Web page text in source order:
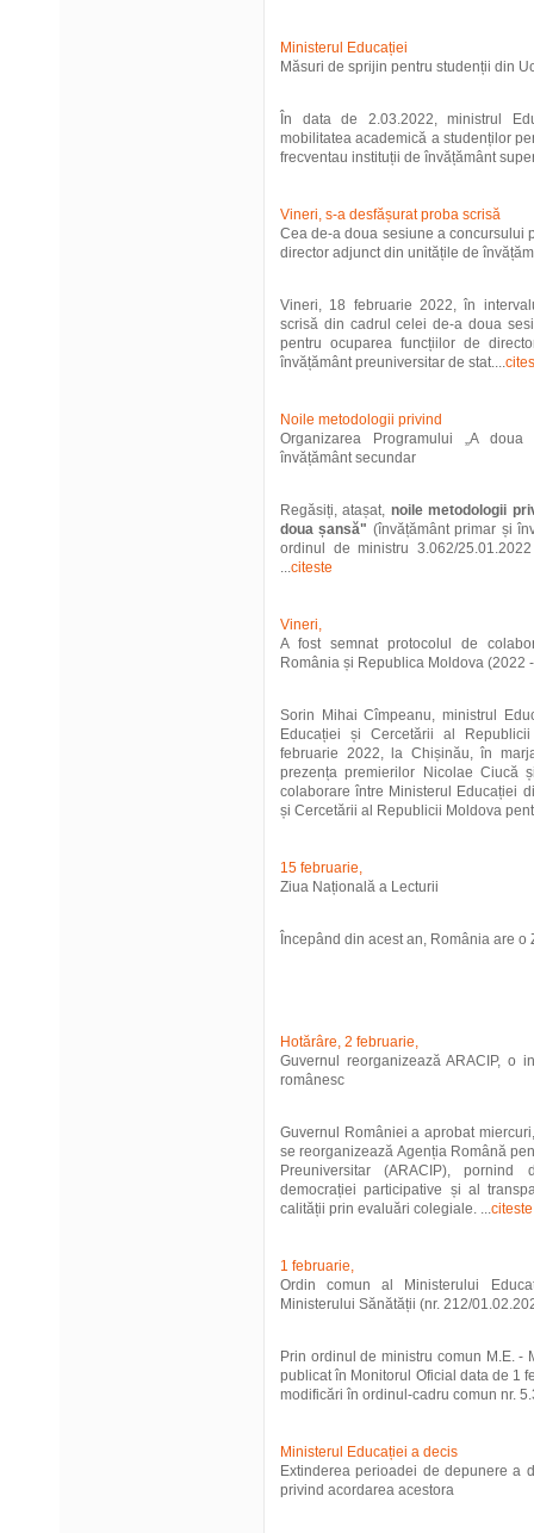
Ministerul Educației
Măsuri de sprijin pentru studenții din
În data de 2.03.2022, ministrul
mobilitatea academică a studenților
frecventau instituții de învățământ
Vineri, s-a desfășurat proba scrisă
Cea de-a doua sesiune a concursului
director adjunct din unitățile de
Vineri, 18 februarie 2022, în
scrisă din cadrul celei de-a doua
pentru ocuparea funcțiilor de
învățământ preuniversitar de stat....
Noile metodologii privind
Organizarea Programului „A
învățământ secundar
Regăsiți, atașat, noile metodologii
doua șansă" (învățământ primar și
ordinul de ministru 3.062/
...citeste
Vineri,
A fost semnat protocolul de
România și Republica Moldova (2022
Sorin Mihai Cîmpeanu, ministrul
Educației și Cercetării al
februarie 2022, la Chișinău, în
prezența premierilor Nicolae Ciucă
colaborare între Ministerul Educației
și Cercetării al Republicii Moldova
15 februarie,
Ziua Națională a Lecturii
Începând din acest an, România are o
Hotărâre, 2 februarie,
Guvernul reorganizează ARACIP, o
românesc
Guvernul României a aprobat
se reorganizează Agenția Română
Preuniversitar (ARACIP),
democrației participative și al
calității prin evaluări colegiale. ...citeste
1 februarie,
Ordin comun al Ministerului
Ministerului Sănătății (nr. 212/
Prin ordinul de ministru comun M.E. -
publicat în Monitorul Oficial data de 1
modificări în ordinul-cadru comun nr.
Ministerul Educației a decis
Extinderea perioadei de depunere a
privind acordarea acestora